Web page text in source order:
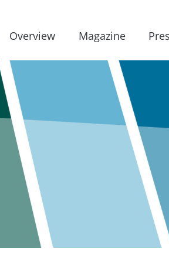
Overview Magazine